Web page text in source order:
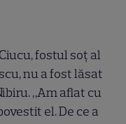
fostul soț al
nu a fost lăsat
„Am aflat cu
el. De ce a